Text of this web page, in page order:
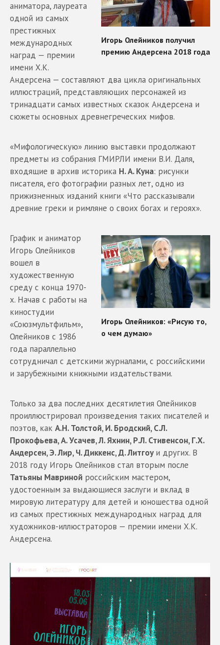
аниматора, лауреата
одной из самых
престижных
международных
наград — премии
имени Х.К.
Андерсена — составляют два цикла оригинальных
иллюстраций, представляющих персонажей из
тринадцати самых известных сказок Андерсена и
сюжеты основных древнегреческих мифов.
«Мифологическую» линию выставки продолжают
предметы из собрания ГМИРЛИ имени В.И. Даля,
входящие в архив историка Н. А. Куна: рисунки
писателя, его фотографии разных лет, одно из
прижизненных изданий книги «Что рассказывали
древние греки и римляне о своих богах и героях».
График и аниматор
Игорь Олейников
вошел в
художественную
среду с конца 1970-
х. Начав с работы на
киностудии
«Союзмультфильм»,
Олейников с 1986
года параллельно
сотрудничал с детскими журналами, с российскими
и зарубежными книжными издательствами.
Только за два последних десятилетия Олейников
проиллюстрировал произведения таких писателей и
поэтов, как А.Н. Толстой, И. Бродский, С.Л.
Прокофьева, А. Усачев, Л. Яхнин, Р.Л. Стивенсон, Г.Х.
Андерсен, Э. Лир, Ч. Диккенс, Д. Литгоу и других. В
2018 году Игорь Олейников стал вторым после
Татьяны Мавриной российским мастером,
удостоенным за выдающиеся заслуги и вклад в
мировую литературу для детей и юношества одной
из самых престижных международных наград для
художников-иллюстраторов — премии имени Х.К.
Андерсена.